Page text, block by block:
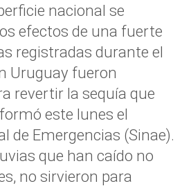
nacional se
efectos de una fuerte
registradas durante el
Uruguay fueron
revertir la sequía que
este lunes el
de Emergencias (Sinae).
que han caído no
no sirvieron para